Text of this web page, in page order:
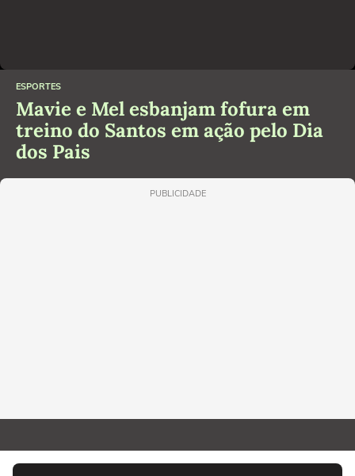
ESPORTES
Mavie e Mel esbanjam fofura em
treino do Santos em ação pelo Dia
dos Pais
PUBLICIDADE